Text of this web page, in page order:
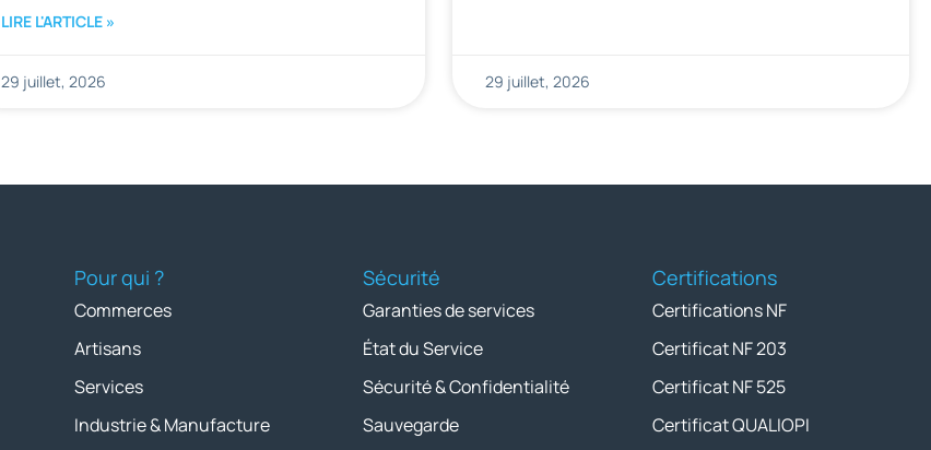
LIRE L'ARTICLE »
29 juillet, 2026 29 juillet, 2026
Pour qui ?
Commerces
Artisans
Services
Industrie & Manufacture
Sécurité
Garanties de services
État du Service
Sécurité & Confidentialité
Sauvegarde
Certifications
Certifications NF
Certificat NF 203
Certificat NF 525
Certificat QUALIOPI